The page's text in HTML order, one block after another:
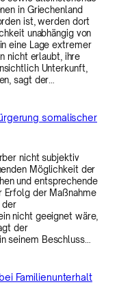
in Griechenland
ist, werden dort
unabhängig von
eine Lage extremer
nicht erlaubt, ihre
Unterkunft,
sagt der…
somalischer
nicht subjektiv
Möglichkeit der
und entsprechende
Erfolg der Maßnahme
der
nicht geeignet wäre,
der
seinem Beschluss…
Familienunterhalt